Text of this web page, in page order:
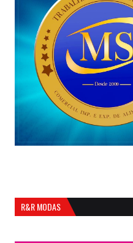
R&R MODAS